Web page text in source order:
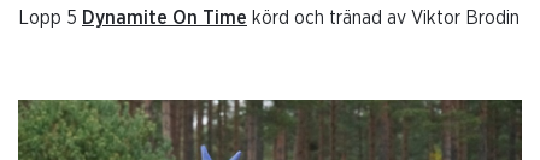
Lopp 5 Dynamite On Time körd och tränad av Viktor Brodin